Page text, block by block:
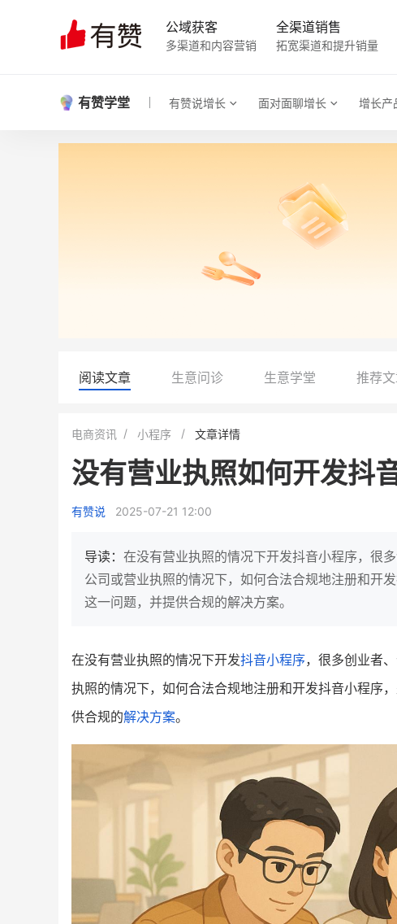
公域获客
多渠道和内容营销
全渠道销售
拓宽渠道和提升销量
有赞学堂 有赞说增长 面对面聊增长 增长产
阅读文章 生意问诊 生意学堂 推荐
电商资讯 小程序 文章详情
没有营业执照如何开发抖
有赞说 2025-07-21 12:00
导读： 在没有营业执照的情况下开发抖音小程序，很
公司或营业执照的情况下，如何合法合规地注册和开
这一问题，并提供合规的解决方案。
在没有营业执照的情况下开发抖音小程序，很多创业者
执照的情况下，如何合法合规地注册和开发抖音小程序
供合规的解决方案。
BEIESTATE贝易品牌
母婴
类目销售额
年度GMV
有货源没流量？母婴馆如何破局
他只用7年做到平台销冠，转战私
200
万
200 %
这家女装连锁如何借有赞破局新
零售？
查看详情